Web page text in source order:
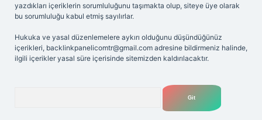
yazdıkları içeriklerin sorumluluğunu taşımakta olup, siteye üye olarak
bu sorumluluğu kabul etmiş sayılırlar.
Hukuka ve yasal düzenlemelere aykırı olduğunu düşündüğünüz
içerikleri, backlinkpanelicomtr@gmail.com adresine bildirmeniz halinde,
ilgili içerikler yasal süre içerisinde sitemizden kaldırılacaktır.